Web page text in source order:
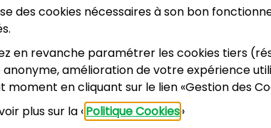
des cookies nécessaires à son bon
en revanche paramétrer les cookies tiers
anonyme, amélioration de votre expérience
moment en cliquant sur le lien «Gestion des
plus sur la «Politique Cookies»
Henri Ravera - 92220 Bagneux
01 42 31 60 00
résidence du Port Galand - 92220 Bagneux
01 45 47 62 00